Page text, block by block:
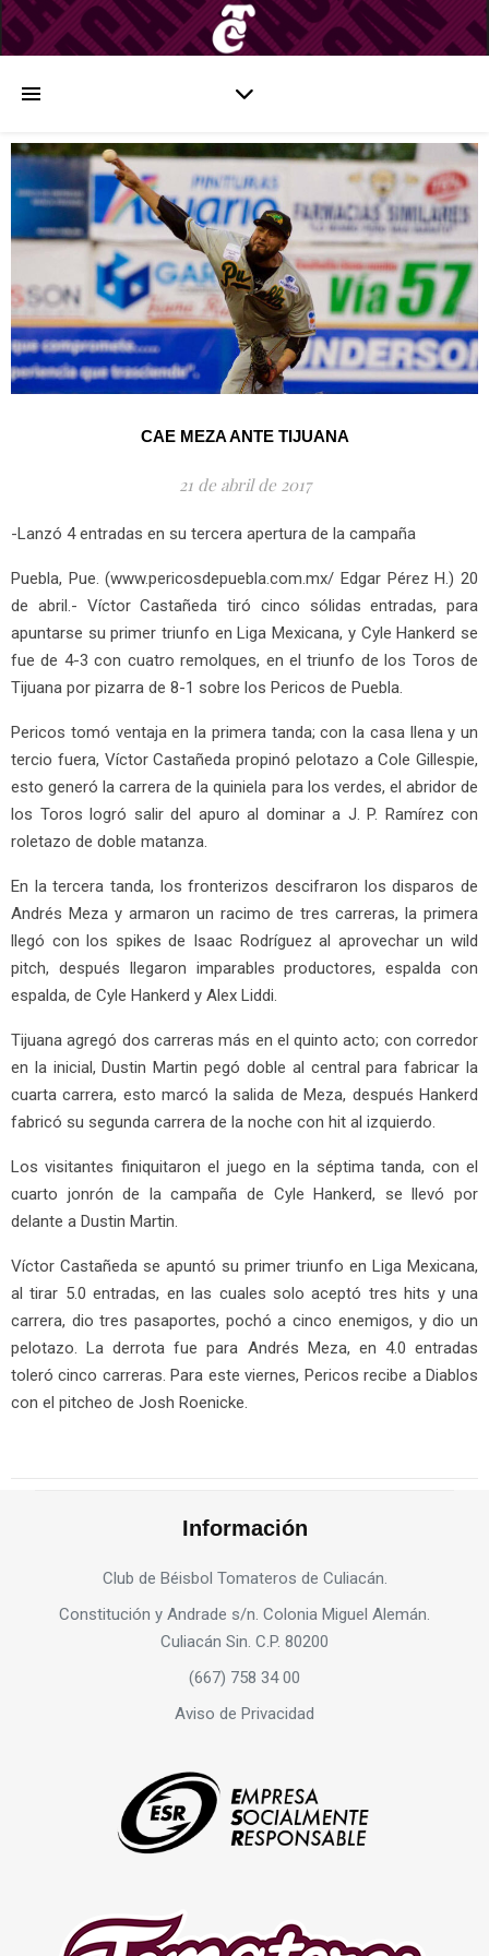
CAE MEZA ANTE TIJUANA
21 de abril de 2017
-Lanzó 4 entradas en su tercera apertura de la campaña
Puebla, Pue. (www.pericosdepuebla.com.mx/ Edgar Pérez H.) 20
de abril.- Víctor Castañeda tiró cinco sólidas entradas, para
apuntarse su primer triunfo en Liga Mexicana, y Cyle Hankerd se
fue de 4-3 con cuatro remolques, en el triunfo de los Toros de
Tijuana por pizarra de 8-1 sobre los Pericos de Puebla.
Pericos tomó ventaja en la primera tanda; con la casa llena y un
tercio fuera, Víctor Castañeda propinó pelotazo a Cole Gillespie,
esto generó la carrera de la quiniela para los verdes, el abridor de
los Toros logró salir del apuro al dominar a J. P. Ramírez con
roletazo de doble matanza.
En la tercera tanda, los fronterizos descifraron los disparos de
Andrés Meza y armaron un racimo de tres carreras, la primera
llegó con los spikes de Isaac Rodríguez al aprovechar un wild
pitch, después llegaron imparables productores, espalda con
espalda, de Cyle Hankerd y Alex Liddi.
Tijuana agregó dos carreras más en el quinto acto; con corredor
en la inicial, Dustin Martin pegó doble al central para fabricar la
cuarta carrera, esto marcó la salida de Meza, después Hankerd
fabricó su segunda carrera de la noche con hit al izquierdo.
Los visitantes finiquitaron el juego en la séptima tanda, con el
cuarto jonrón de la campaña de Cyle Hankerd, se llevó por
delante a Dustin Martin.
Víctor Castañeda se apuntó su primer triunfo en Liga Mexicana,
al tirar 5.0 entradas, en las cuales solo aceptó tres hits y una
carrera, dio tres pasaportes, pochó a cinco enemigos, y dio un
pelotazo. La derrota fue para Andrés Meza, en 4.0 entradas
toleró cinco carreras. Para este viernes, Pericos recibe a Diablos
con el pitcheo de Josh Roenicke.
Información
Club de Béisbol Tomateros de Culiacán.
Constitución y Andrade s/n. Colonia Miguel Alemán.
Culiacán Sin. C.P. 80200
(667) 758 34 00
Aviso de Privacidad